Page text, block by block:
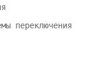
переключения